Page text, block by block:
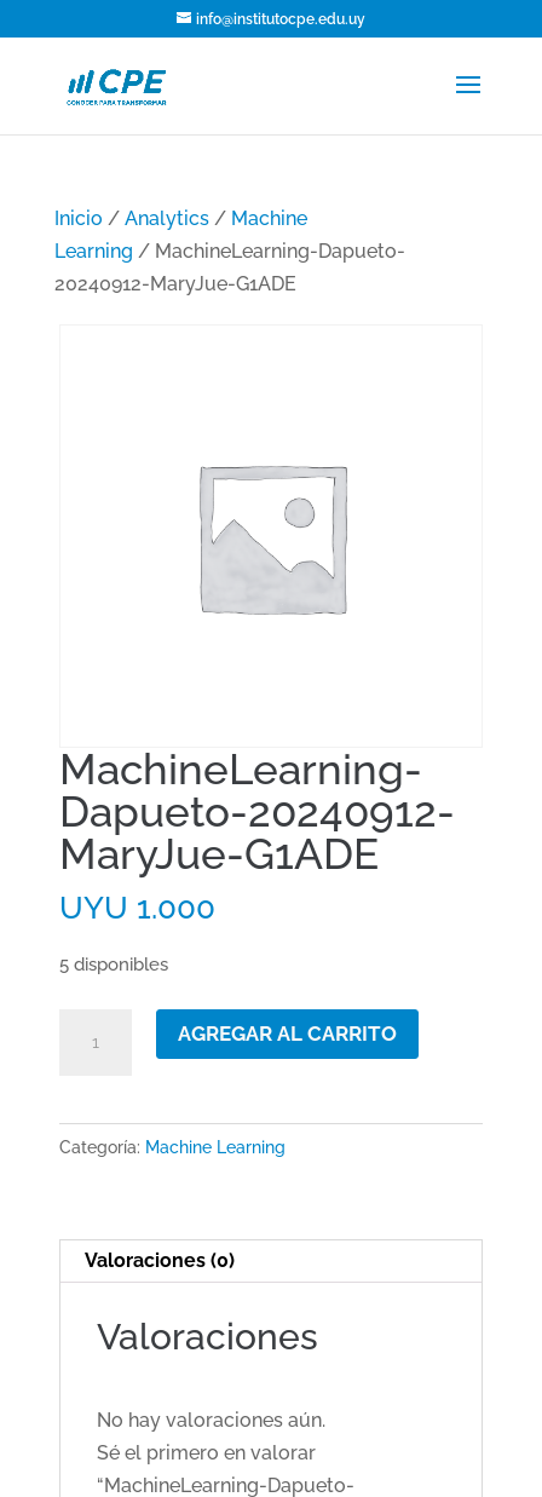
info@institutocpe.edu.uy
Inicio / Analytics/ Machine
Learning / MachineLearning-Dapueto-
20240912-MaryJue-G1ADE
MachineLearning-
Dapueto-20240912-
MaryJue-G1ADE
UYU 1.000
5 disponibles
MachineLearning-
MaryJue-
G1ADE
AGREGAR AL CARRITO
Categoría: Machine Learning
Valoraciones (0)
Valoraciones
No hay valoraciones aún.
Sé el primero en valorar
“MachineLearning-Dapueto-